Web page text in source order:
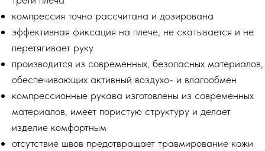
компрессия точно рассчитана и дозирована
эффективная фиксация на плече, не скатывается и не
перетягивает руку
производится из современных, безопасных материалов,
обеспечивающих активный воздухо- и влагообмен
компрессионные рукава изготовлены из современных
материалов, имеет пористую структуру и делает
изделие комфортным
отсутствие швов предотвращает травмирование кожи